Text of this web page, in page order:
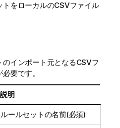
をローカルのCSVファイル
インポート元となるCSVフ
要です。
説明
ルールセットの名前(必須)